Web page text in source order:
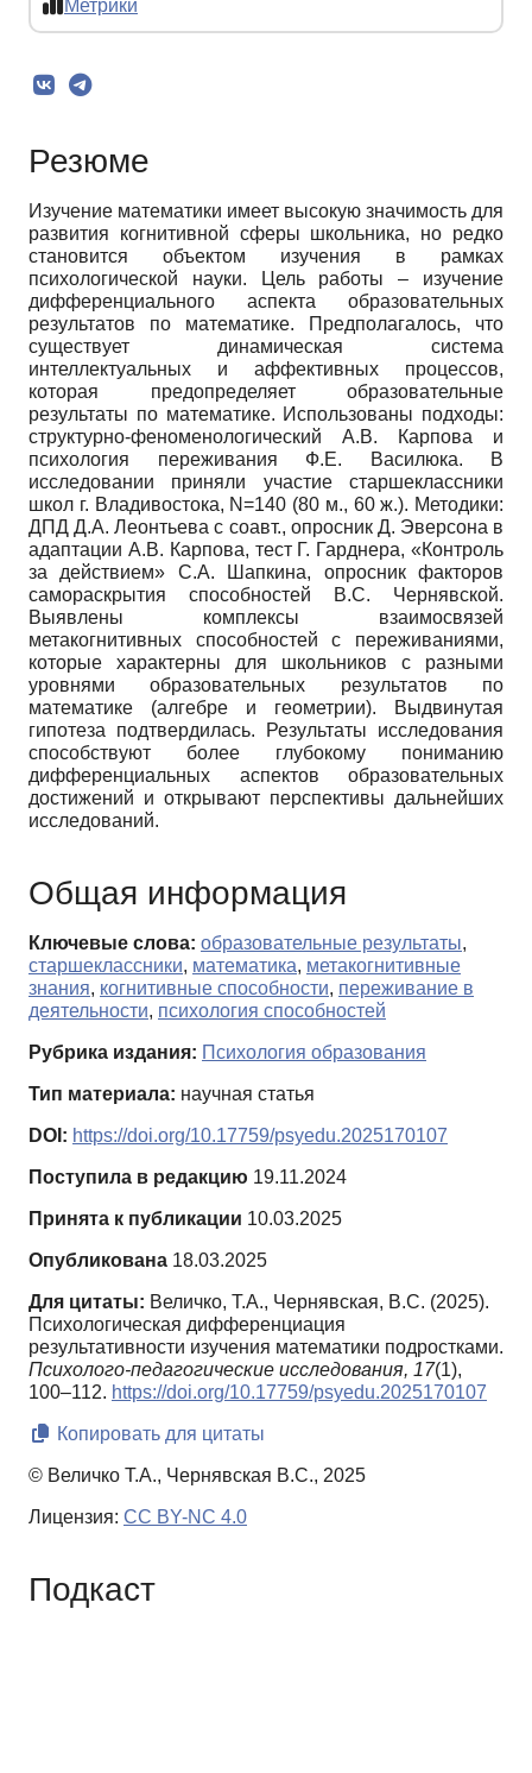
Метрики
Резюме
Изучение математики имеет высокую значимость для
развития когнитивной сферы школьника, но редко
становится объектом изучения в рамках
психологической науки. Цель работы – изучение
дифференциального аспекта образовательных
результатов по математике. Предполагалось, что
существует динамическая система
интеллектуальных и аффективных процессов,
которая предопределяет образовательные
результаты по математике. Использованы подходы:
структурно-феноменологический А.В. Карпова и
психология переживания Ф.Е. Василюка. В
исследовании приняли участие старшеклассники
школ г. Владивостока, N=140 (80 м., 60 ж.). Методики:
ДПД Д.А. Леонтьева с соавт., опросник Д. Эверсона в
адаптации А.В. Карпова, тест Г. Гарднера, «Контроль
за действием» С.А. Шапкина, опросник факторов
самораскрытия способностей В.С. Чернявской.
Выявлены комплексы взаимосвязей
метакогнитивных способностей с переживаниями,
которые характерны для школьников с разными
уровнями образовательных результатов по
математике (алгебре и геометрии). Выдвинутая
гипотеза подтвердилась. Результаты исследования
способствуют более глубокому пониманию
дифференциальных аспектов образовательных
достижений и открывают перспективы дальнейших
исследований.
Общая информация
Ключевые слова: образовательные результаты,
старшеклассники, математика, метакогнитивные
знания, когнитивные способности, переживание в
деятельности, психология способностей
Рубрика издания: Психология образования
Тип материала: научная статья
DOI: https://doi.org/10.17759/psyedu.2025170107
Поступила в редакцию 19.11.2024
Принята к публикации 10.03.2025
Опубликована 18.03.2025
Для цитаты: Величко, Т.А., Чернявская, В.С. (2025).
Психологическая дифференциация
результативности изучения математики подростками.
Психолого-педагогические исследования, 17(1),
100–112. https://doi.org/10.17759/psyedu.2025170107
Копировать для цитаты
© Величко Т.А., Чернявская В.С., 2025
Лицензия: CC BY-NC 4.0
Подкаст